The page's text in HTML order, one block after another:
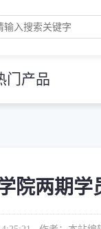
门产品
院两期学